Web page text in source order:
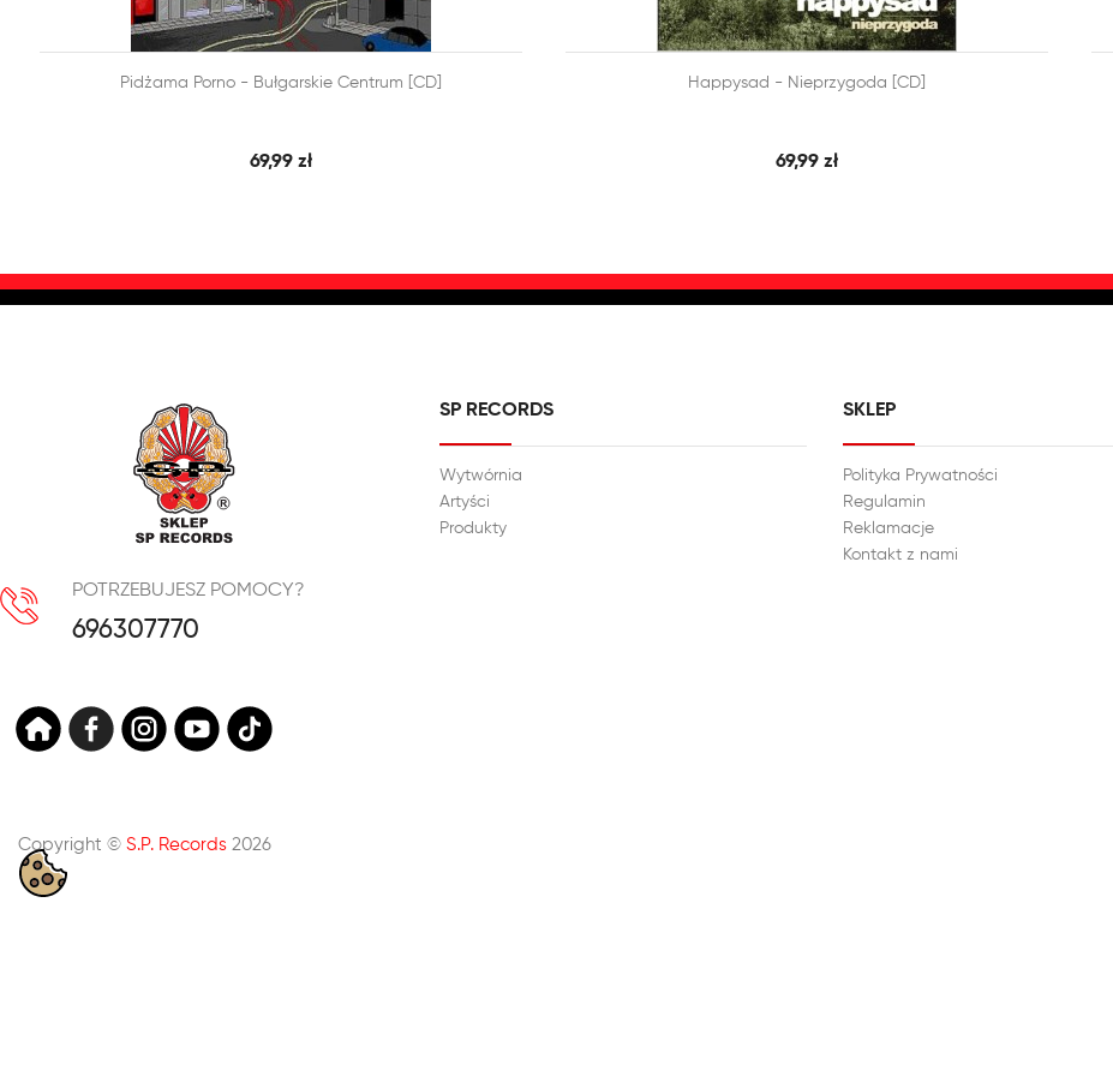
DODAJ DO KOSZYKA SZYBKI PODGLĄD
Pidżama Porno - Bułgarskie Centrum [CD]
69,99 zł
DODAJ DO KOSZYKA SZYBKI PODGLĄD
Happysad - Nieprzygoda [CD]
69,99 zł
POTRZEBUJESZ POMOCY?
696307770
SP RECORDS
Wytwórnia
Artyści
Produkty
SKLEP
Polityka Prywatności
Regulamin
Reklamacje
Kontakt z nami
Copyright © S.P. Records 2026